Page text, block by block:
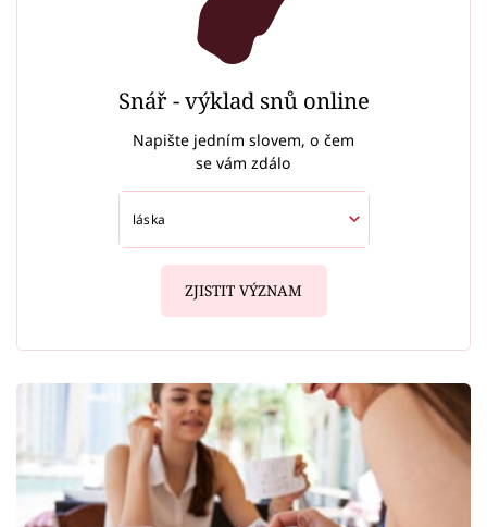
Snář - výklad snů online
Napište jedním slovem, o čem
se vám zdálo
ZJISTIT VÝZNAM